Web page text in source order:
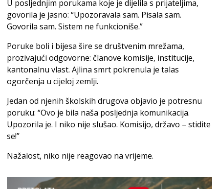
U posljednjim porukama koje je dijelila s prijateljima,
govorila je jasno: “Upozoravala sam. Pisala sam.
Govorila sam. Sistem ne funkcioniše.”
Poruke boli i bijesa šire se društvenim mrežama,
prozivajući odgovorne: članove komisije, institucije,
kantonalnu vlast. Ajlina smrt pokrenula je talas
ogorčenja u cijeloj zemlji.
Jedan od njenih školskih drugova objavio je potresnu
poruku: “Ovo je bila naša posljednja komunikacija.
Upozorila je. I niko nije slušao. Komisijo, državo – stidite
se!”
Nažalost, niko nije reagovao na vrijeme.